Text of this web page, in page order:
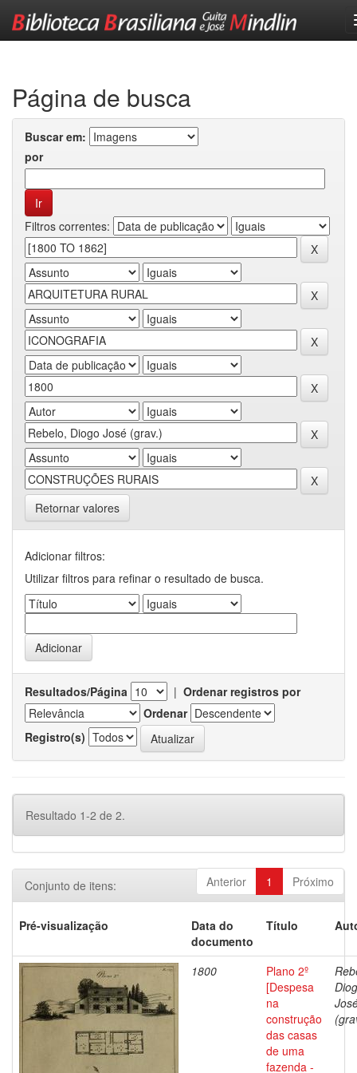
Página de busca
Buscar em:
por
Filtros correntes:
Retornar valores
Adicionar filtros:
Utilizar filtros para refinar o resultado de busca.
Resultados/Página | Ordenar registros por
Ordenar
Registro(s)
Resultado 1-2 de 2.
Anterior 1 Próximo
Conjunto de itens:
Pré-visualização
Data do
documento
Título
1800
Plano 2º
[Despesa
na
construção
das casas
de uma
fazenda -